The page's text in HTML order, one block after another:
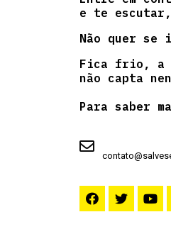
e te escutar,
Não quer
Fica frio, a
não capta
Para saber